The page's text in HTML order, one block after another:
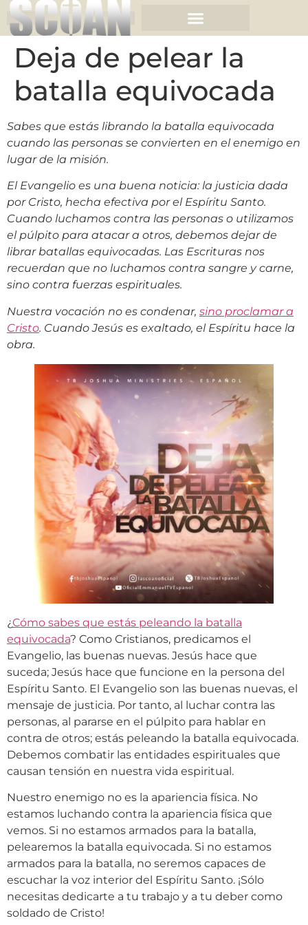
Deja de pelear la
batalla equivocada
Sabes que estás librando la batalla equivocada
cuando las personas se convierten en el enemigo en
lugar de la misión.
El Evangelio es una buena noticia: la justicia dada
por Cristo, hecha efectiva por el Espíritu Santo.
Cuando luchamos contra las personas o utilizamos
el púlpito para atacar a otros, debemos dejar de
librar batallas equivocadas. Las Escrituras nos
recuerdan que no luchamos contra sangre y carne,
sino contra fuerzas espirituales.
Nuestra vocación no es condenar, sino proclamar a
Cristo. Cuando Jesús es exaltado, el Espíritu hace la
obra.
¿Cómo sabes que estás peleando la batalla
equivocada? Como Cristianos, predicamos el
Evangelio, las buenas nuevas. Jesús hace que
suceda; Jesús hace que funcione en la persona del
Espíritu Santo. El Evangelio son las buenas nuevas, el
mensaje de justicia. Por tanto, al luchar contra las
personas, al pararse en el púlpito para hablar en
contra de otros; estás peleando la batalla equivocada.
Debemos combatir las entidades espirituales que
causan tensión en nuestra vida espiritual.
Nuestro enemigo no es la apariencia física. No
estamos luchando contra la apariencia física que
vemos. Si no estamos armados para la batalla,
pelearemos la batalla equivocada. Si no estamos
armados para la batalla, no seremos capaces de
escuchar la voz interior del Espíritu Santo. ¡Sólo
necesitas dedicarte a tu trabajo y a tu deber como
soldado de Cristo!